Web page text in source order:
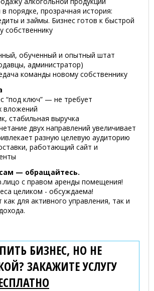
порядке, прозрачная история:
и займы. Бизнес готов к быстрой
собственнику
обученный и опытный штат
администратор)
команды новому собственнику
“под ключ” — не требует
вложений
стабильная выручка
двух направлений увеличивает
разную целевую аудиторию
работающий сайт и
— обращайтесь.
с правом аренды помещения!
целиком - обсуждаема!
как для активного управления, так и
БИЗНЕС, НО НЕ
ЗАКАЖИТЕ УСЛУГУ